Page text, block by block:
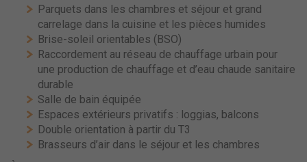
Parquets dans les chambres et séjour et grand
carrelage dans la cuisine et les pièces humides
Brise-soleil orientables (BSO)
Raccordement au réseau de chauffage urbain pour
une production de chauffage et d’eau chaude sanitaire
durable
Salle de bain équipée
Espaces extérieurs privatifs : loggias, balcons
Double orientation à partir du T3
Brasseurs d’air dans le séjour et les chambres